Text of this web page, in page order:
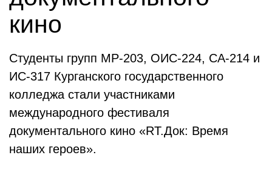
кино
Студенты групп МР‑203, ОИС‑224, СА‑214 и
ИС‑317 Курганского государственного
колледжа стали участниками
международного фестиваля
документального кино «RT.Док: Время
наших героев».